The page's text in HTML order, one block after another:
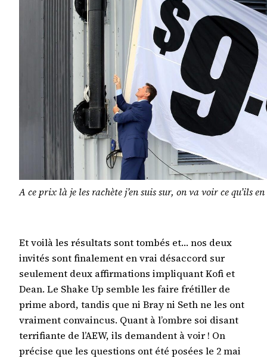
A ce prix là je les rachète j’en suis sur, on va voir ce qu’ils
Et voilà les résultats sont tombés et… nos deux
invités sont finalement en vrai désaccord sur
seulement deux affirmations impliquant Kofi et
Dean. Le Shake Up semble les faire frétiller de
prime abord, tandis que ni Bray ni Seth ne les ont
vraiment convaincus. Quant à l’ombre soi disant
terrifiante de l’AEW, ils demandent à voir ! On
précise que les questions ont été posées le 2 mai